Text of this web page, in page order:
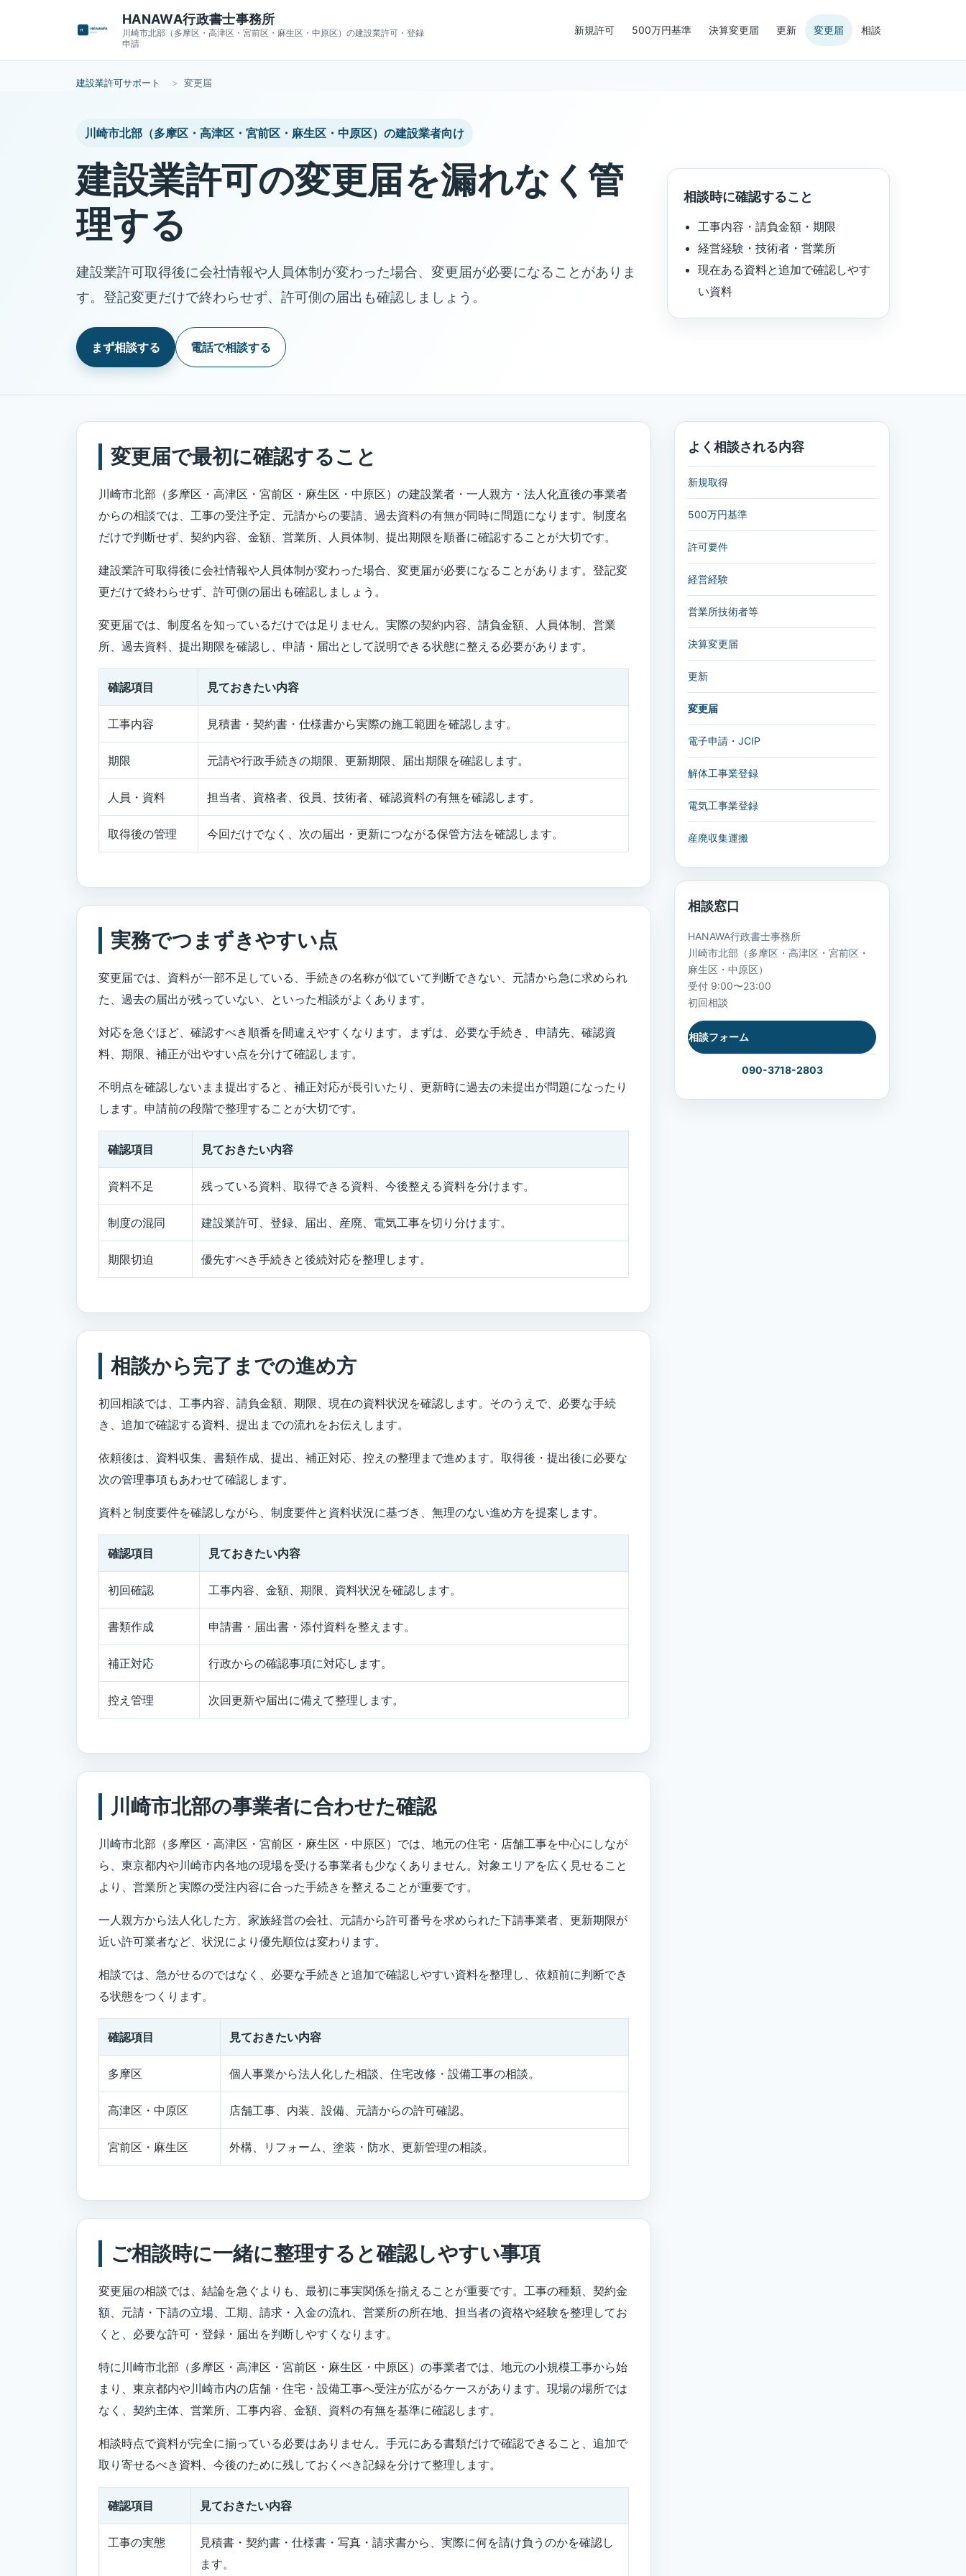
HANAWA行政書士事務所
川崎市北部（多摩区・高津区・宮前区・麻生区・中原区）の建設業許可・登録
申請
新規許可 500万円基準 決算変更届 更新 変更届 相談
建設業許可サポート 変更届
川崎市北部（多摩区・高津区・宮前区・麻生区・中原区）の建設業者向け
建設業許可の変更届を漏れなく管
理する
建設業許可取得後に会社情報や人員体制が変わった場合、変更届が必要になることがありま
す。登記変更だけで終わらせず、許可側の届出も確認しましょう。
まず相談する 電話で相談する
相談時に確認すること
工事内容・請負金額・期限
経営経験・技術者・営業所
現在ある資料と追加で確認しやす
い資料
変更届で最初に確認すること
川崎市北部（多摩区・高津区・宮前区・麻生区・中原区）の建設業者・一人親方・法人化直後の事業者
からの相談では、工事の受注予定、元請からの要請、過去資料の有無が同時に問題になります。制度名
だけで判断せず、契約内容、金額、営業所、人員体制、提出期限を順番に確認することが大切です。
建設業許可取得後に会社情報や人員体制が変わった場合、変更届が必要になることがあります。登記変
更だけで終わらせず、許可側の届出も確認しましょう。
変更届では、制度名を知っているだけでは足りません。実際の契約内容、請負金額、人員体制、営業
所、過去資料、提出期限を確認し、申請・届出として説明できる状態に整える必要があります。
確認項目 見ておきたい内容
工事内容 見積書・契約書・仕様書から実際の施工範囲を確認します。
期限 元請や行政手続きの期限、更新期限、届出期限を確認します。
人員・資料 担当者、資格者、役員、技術者、確認資料の有無を確認します。
取得後の管理 今回だけでなく、次の届出・更新につながる保管方法を確認します。
実務でつまずきやすい点
変更届では、資料が一部不足している、手続きの名称が似ていて判断できない、元請から急に求められ
た、過去の届出が残っていない、といった相談がよくあります。
対応を急ぐほど、確認すべき順番を間違えやすくなります。まずは、必要な手続き、申請先、確認資
料、期限、補正が出やすい点を分けて確認します。
不明点を確認しないまま提出すると、補正対応が長引いたり、更新時に過去の未提出が問題になったり
します。申請前の段階で整理することが大切です。
確認項目 見ておきたい内容
資料不足 残っている資料、取得できる資料、今後整える資料を分けます。
制度の混同 建設業許可、登録、届出、産廃、電気工事を切り分けます。
期限切迫 優先すべき手続きと後続対応を整理します。
相談から完了までの進め方
初回相談では、工事内容、請負金額、期限、現在の資料状況を確認します。そのうえで、必要な手続
き、追加で確認する資料、提出までの流れをお伝えします。
依頼後は、資料収集、書類作成、提出、補正対応、控えの整理まで進めます。取得後・提出後に必要な
次の管理事項もあわせて確認します。
資料と制度要件を確認しながら、制度要件と資料状況に基づき、無理のない進め方を提案します。
確認項目 見ておきたい内容
初回確認 工事内容、金額、期限、資料状況を確認します。
書類作成 申請書・届出書・添付資料を整えます。
補正対応 行政からの確認事項に対応します。
控え管理 次回更新や届出に備えて整理します。
川崎市北部の事業者に合わせた確認
川崎市北部（多摩区・高津区・宮前区・麻生区・中原区）では、地元の住宅・店舗工事を中心にしなが
ら、東京都内や川崎市内各地の現場を受ける事業者も少なくありません。対象エリアを広く見せること
より、営業所と実際の受注内容に合った手続きを整えることが重要です。
一人親方から法人化した方、家族経営の会社、元請から許可番号を求められた下請事業者、更新期限が
近い許可業者など、状況により優先順位は変わります。
相談では、急がせるのではなく、必要な手続きと追加で確認しやすい資料を整理し、依頼前に判断でき
る状態をつくります。
確認項目 見ておきたい内容
多摩区 個人事業から法人化した相談、住宅改修・設備工事の相談。
高津区・中原区 店舗工事、内装、設備、元請からの許可確認。
宮前区・麻生区 外構、リフォーム、塗装・防水、更新管理の相談。
ご相談時に一緒に整理すると確認しやすい事項
変更届の相談では、結論を急ぐよりも、最初に事実関係を揃えることが重要です。工事の種類、契約金
額、元請・下請の立場、工期、請求・入金の流れ、営業所の所在地、担当者の資格や経験を整理してお
くと、必要な許可・登録・届出を判断しやすくなります。
特に川崎市北部（多摩区・高津区・宮前区・麻生区・中原区）の事業者では、地元の小規模工事から始
まり、東京都内や川崎市内の店舗・住宅・設備工事へ受注が広がるケースがあります。現場の場所では
なく、契約主体、営業所、工事内容、金額、資料の有無を基準に確認します。
相談時点で資料が完全に揃っている必要はありません。手元にある書類だけで確認できること、追加で
取り寄せるべき資料、今後のために残しておくべき記録を分けて整理します。
確認項目 見ておきたい内容
工事の実態
見積書・契約書・仕様書・写真・請求書から、実際に何を請け負うのかを確認し
ます。
よく相談される内容
新規取得
500万円基準
許可要件
経営経験
営業所技術者等
決算変更届
更新
変更届
電子申請・JCIP
解体工事業登録
電気工事業登録
産廃収集運搬
相談窓口
HANAWA行政書士事務所
川崎市北部（多摩区・高津区・宮前区・
麻生区・中原区）
受付 9:00〜23:00
初回相談
相談フォーム
090-3718-2803